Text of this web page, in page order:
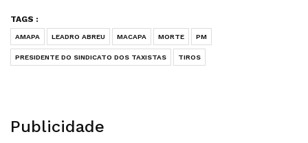
TAGS :
AMAPA LEADRO ABREU MACAPA MORTE PM
PRESIDENTE DO SINDICATO DOS TAXISTAS TIROS
Publicidade